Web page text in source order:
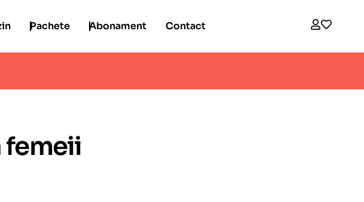
Pachete Abonament Contact
femeii